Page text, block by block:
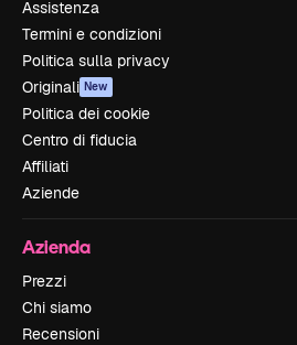
Assistenza
Termini e condizioni
Politica sulla privacy
Originali New
Politica dei cookie
Centro di fiducia
Affiliati
Aziende
Azienda
Prezzi
Chi siamo
Recensioni